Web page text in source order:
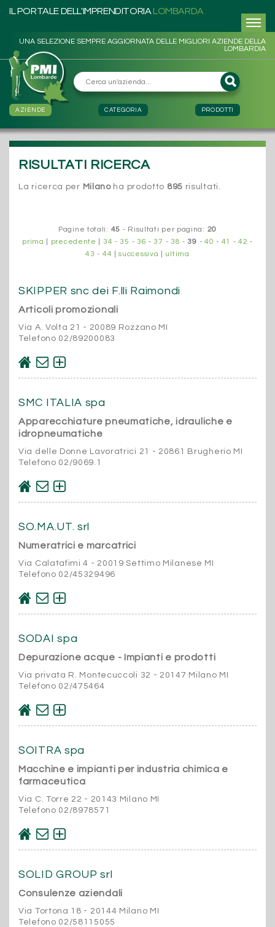
IL PORTALE DELL'IMPRENDITORIA LOMBARDA
UNA SELEZIONE SEMPRE AGGIORNATA DELLE MIGLIORI AZIENDE DELLA
LOMBARDIA
AZIENDE CATEGORIA PRODOTTI
RISULTATI RICERCA
La ricerca per Milanoha prodotto 895 risultati.
Pagine totali: 45 - Risultati per pagina: 20
prima
precedente 34 - 35 - 36 - 37 - 38 -39 - 40 - 41 -42 -
43 - 44 |successiva ultima
SKIPPER snc dei F.lli Raimondi
Articoli promozionali
Via A. Volta 21 - 20089 Rozzano MI
Telefono 02/89200083
SMC ITALIA spa
Apparecchiature pneumatiche, idrauliche e
idropneumatiche
Via delle Donne Lavoratrici 21 - 20861 Brugherio MI
Telefono 02/9069.1
SO.MA.UT. srl
Numeratrici e marcatrici
Via Calatafimi 4 - 20019 Settimo Milanese MI
Telefono 02/45329496
SODAI spa
Depurazione acque - Impianti e prodotti
Via privata R. Montecuccoli 32 - 20147 Milano MI
Telefono 02/475464
SOITRA spa
Macchine e impianti per industria chimica e
farmaceutica
Via C. Torre 22 - 20143 Milano MI
Telefono 02/8978571
SOLID GROUP srl
Consulenze aziendali
Via Tortona 18 - 20144 Milano MI
Telefono 02/58115055